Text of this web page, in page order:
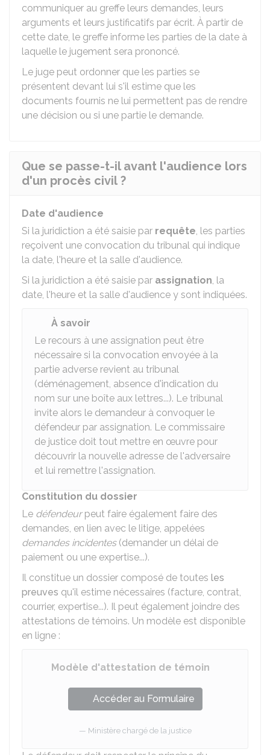
communiquer au greffe leurs demandes, leurs
arguments et leurs justificatifs par écrit. À partir de
cette date, le greffe informe les parties de la date à
laquelle le jugement sera prononcé.
Le juge peut ordonner que les parties se
présentent devant lui s'il estime que les
documents fournis ne lui permettent pas de rendre
une décision ou si une partie le demande.
Que se passe-t-il avant l'audience lors
d'un procès civil ?
Date d'audience
Si la juridiction a été saisie par requête, les parties
reçoivent une convocation du tribunal qui indique
la date, l'heure et la salle d'audience.
Si la juridiction a été saisie par assignation, la
date, l'heure et la salle d'audience y sont indiquées.
À savoir
Le recours à une assignation peut être
nécessaire si la convocation envoyée à la
partie adverse revient au tribunal
(déménagement, absence d'indication du
nom sur une boîte aux lettres...). Le tribunal
invite alors le demandeur à convoquer le
défendeur par assignation. Le commissaire
de justice doit tout mettre en œuvre pour
découvrir la nouvelle adresse de l'adversaire
et lui remettre l'assignation.
Constitution du dossier
Le défendeurpeut faire également faire des
demandes, en lien avec le litige, appelées
demandes incidentes(demander un délai de
paiement ou une expertise...).
Il constitue un dossier composé de toutes les
preuves qu'il estime nécessaires (facture, contrat,
courrier, expertise...). Il peut également joindre des
attestations de témoins. Un modèle est disponible
en ligne :
Modèle d'attestation de témoin
Accéder au Formulaire
Ministère chargé de la justice